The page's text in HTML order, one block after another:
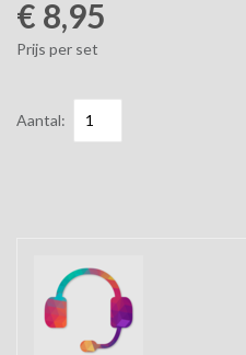
€ 8,95
Prijs per set
Aantal: